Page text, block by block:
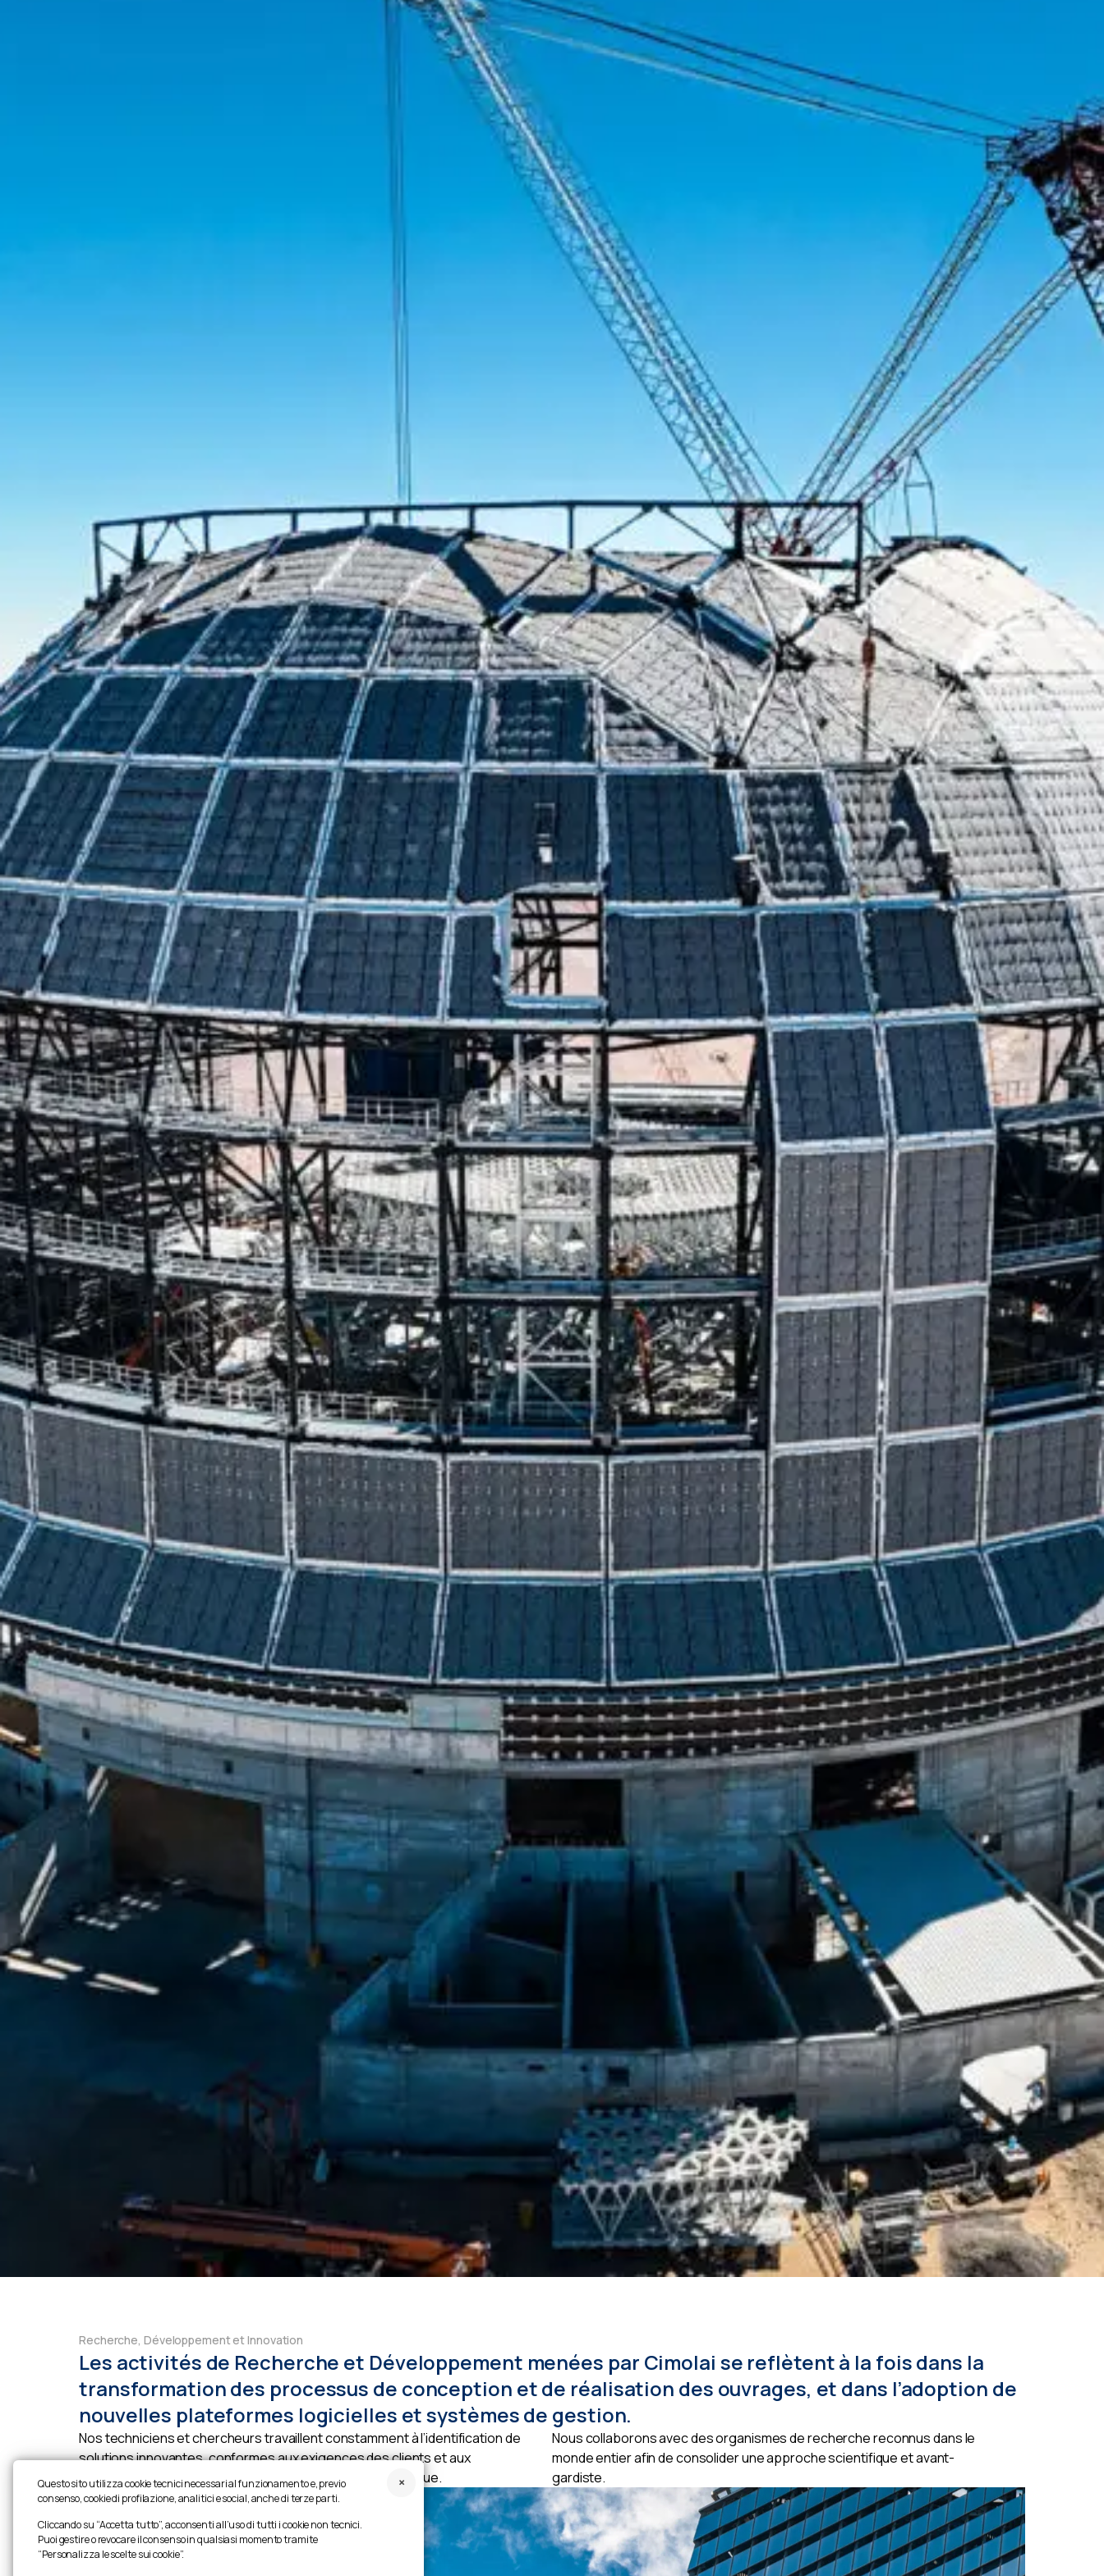
Recherche, Développement et Innovation
Les activités de Recherche et Développement menées par Cimolai se reflètent à la fois dans la
transformation des processus de conception et de réalisation des ouvrages, et dans l’adoption de
nouvelles plateformes logicielles et systèmes de gestion.
Nos techniciens et chercheurs travaillent constamment à l’identification de
solutions innovantes, conformes aux exigences des clients et aux
principes d’efficacité, de durabilité et d’amélioration continue.
Nous collaborons avec des organismes de recherche reconnus dans le
monde entier afin de consolider une approche scientifique et avant-
gardiste.
Questo sito utilizza cookie tecnici necessari al funzionamento e, previo
consenso, cookie di profilazione, analitici e social, anche di terze parti.
Cliccando su “Accetta tutto”, acconsenti all’uso di tutti i cookie non tecnici.
Puoi gestire o revocare il consenso in qualsiasi momento tramite
“Personalizza le scelte sui cookie”.